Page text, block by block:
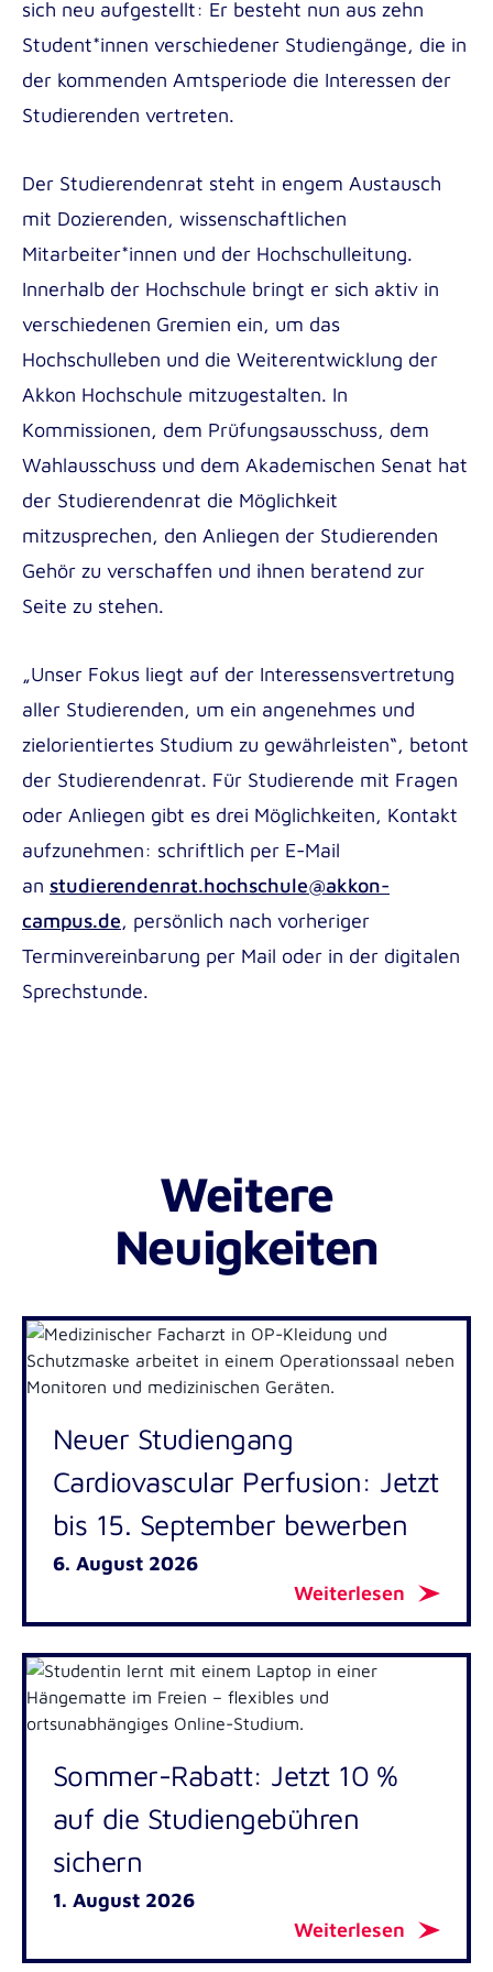
Management in der Gefahrenabwehr B.Sc.
Masterstudiengänge der Akkon
Hochschule | Berlin
Krisenmanagement M.Sc.
Global Health M.Sc.
Bachelorstudiengänge der Akkon
Medizin- und Notfallpädagogik B.A.
Pädagogik im Gesundheitswesen B.A.
Soziale Arbeit B.A.
Soziale Arbeit dual B.A.
Masterstudiengänge der Akkon
Hochschule | Berlin
Gesundheits-, Pflege- und Medizinpädagogik
M.A.
Gaffen tötet!
Interkulturelle Kompetenzen im Rettungsdienst
Belastungen im Rettungsdienst
Kooperation: „Gefährdungsbeurteilung im
Rettungsdienst“
Entwicklung von forschungsbasiertem
Fortbildungsmaterial für Pflegeteams mit
internationalen Mitarbeiter*innen
(ITAC)
Incoming
Outgoing
sich neu aufgestellt: Er besteht nun aus zehn
Student*innen verschiedener Studiengänge, die in
der kommenden Amtsperiode die Interessen der
Studierenden vertreten.
Der Studierendenrat steht in engem Austausch
mit Dozierenden, wissenschaftlichen
Mitarbeiter*innen und der Hochschulleitung.
Innerhalb der Hochschule bringt er sich aktiv in
verschiedenen Gremien ein, um das
Hochschulleben und die Weiterentwicklung der
Akkon Hochschule mitzugestalten. In
Kommissionen, dem Prüfungsausschuss, dem
Wahlausschuss und dem Akademischen Senat hat
der Studierendenrat die Möglichkeit
mitzusprechen, den Anliegen der Studierenden
Gehör zu verschaffen und ihnen beratend zur
Seite zu stehen.
„Unser Fokus liegt auf der Interessensvertretung
aller Studierenden, um ein angenehmes und
zielorientiertes Studium zu gewährleisten“, betont
der Studierendenrat. Für Studierende mit Fragen
oder Anliegen gibt es drei Möglichkeiten, Kontakt
aufzunehmen: schriftlich per E-Mail
an studierendenrat.hochschule@akkon-
campus.de, persönlich nach vorheriger
Terminvereinbarung per Mail oder in der digitalen
Sprechstunde.
Weitere
Neuigkeiten
Neuer Studiengang
Cardiovascular Perfusion: Jetzt
bis 15. September bewerben
6. August 2026
Weiterlesen
Sommer-Rabatt: Jetzt 10 %
auf die Studiengebühren
sichern
1. August 2026
Weiterlesen